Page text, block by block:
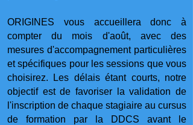
ORIGINES vous accueillera donc à
compter du mois d'août, avec des
mesures d'accompagnement particulières
et spécifiques pour les sessions que vous
choisirez. Les délais étant courts, notre
objectif est de favoriser la validation de
l'inscription de chaque stagiaire au cursus
de formation par la DDCS avant le